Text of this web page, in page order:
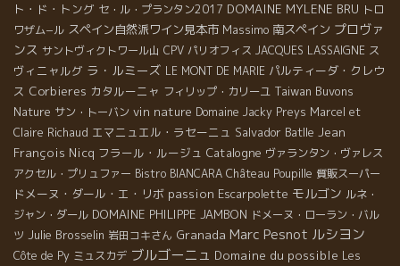
ト・ド・トング セ・ル・プランタン2017 DOMAINE MYLENE BRU トロ
ワザム−ル スペイン自然派ワイン見本市 Massimo 南スペイン プロヴァ
ンス サントヴィクトワール山 CPV パリオフィス JACQUES LASSAIGNE ス
ヴィニャルグ ラ・ルミーズ LE MONT DE MARIE パルティーダ・クレウ
ス Corbieres カタルーニャ フィリップ・カリーユ Taiwan Buvons
Nature サン・トーバン vin nature Domaine Jacky Preys Marcel et
Claire Richaud エマニュエル・ラセーニュ Salvador Batlle Jean
François Nicq フラール・ルージュ Catalogne ヴァランタン・ヴァレス
アクセル・プリュファー Bistro BIANCARA Château Poupille 質販スーパー
ドメーヌ・ダール・エ・リボ passion Escarpolette モルゴン ルネ・
ジャン・ダール DOMAINE PHILIPPE JAMBON ドメーヌ・ローラン・バル
ツ Julie Brosselin 岩田コキさん Granada Marc Pesnot ルシヨン
Côte de Py ミュスカデ ブルゴーニュ Domaine du possible Les